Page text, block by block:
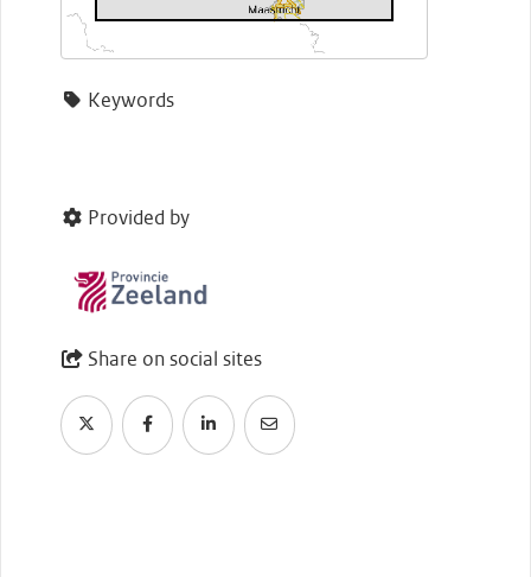
Keywords
Provided by
Share on social sites